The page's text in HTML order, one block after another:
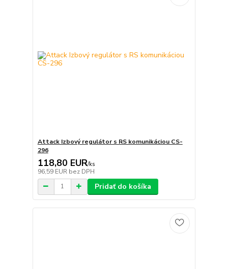
Attack Izbový regulátor s RS komunikáciou CS-
296
118,80 EUR/ks
96,59 EUR bez DPH
Pridať do košíka